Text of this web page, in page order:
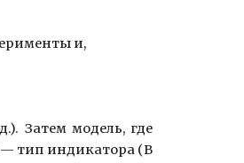
и,
Затем модель, где
— тип индикатора (B